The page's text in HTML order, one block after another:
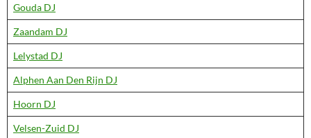
Gouda DJ
Zaandam DJ
Lelystad DJ
Alphen Aan Den Rijn DJ
Hoorn DJ
Velsen-Zuid DJ